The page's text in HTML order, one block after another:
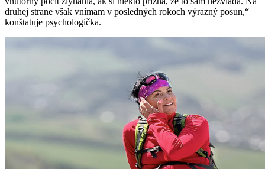
druhej strane však vnímam v posledných rokoch výrazný posun,“
konštatuje psychologička.